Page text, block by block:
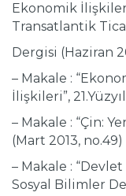
Ekonomik
Transatlantik
Dergisi (Haziran
– Makale :
İlişkileri”,
– Makale : “Çin:
(Mart 2013, no.49)
– Makale :
Sosyal Bilimler